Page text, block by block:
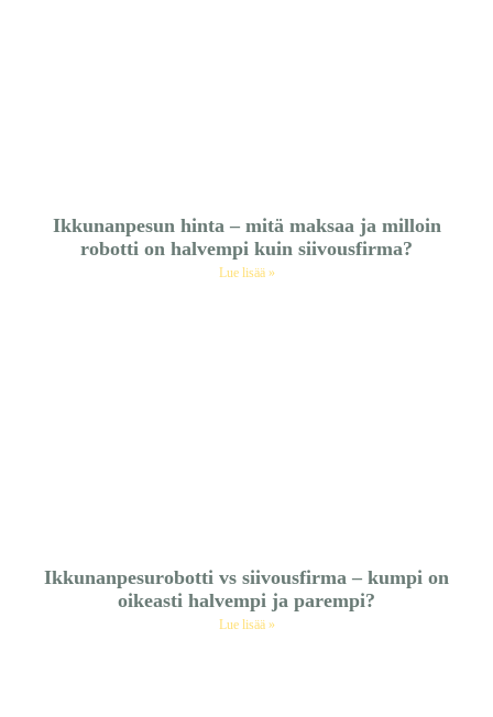
Ikkunanpesun hinta – mitä maksaa ja milloin
robotti on halvempi kuin siivousfirma?
Lue lisää »
Ikkunanpesurobotti vs siivousfirma – kumpi on
oikeasti halvempi ja parempi?
Lue lisää »